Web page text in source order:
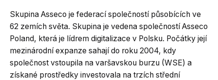
Skupina Asseco je federací společností působících ve
62 zemích světa. Skupina je vedena společností Asseco
Poland, která je lídrem digitalizace v Polsku. Počátky její
mezinárodní expanze sahají do roku 2004, kdy
společnost vstoupila na varšavskou burzu (WSE) a
získané prostředky investovala na trzích střední